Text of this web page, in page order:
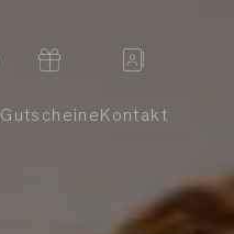
GutscheineKontakt